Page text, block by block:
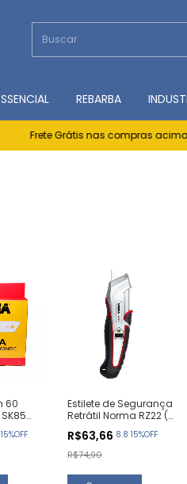
REBARBA
Grátis nas compras acima de
60
Estilete de Segurança
Retrátil Norma RZ22 (1
R$63,66 8.8 15%OFF
R$74,90